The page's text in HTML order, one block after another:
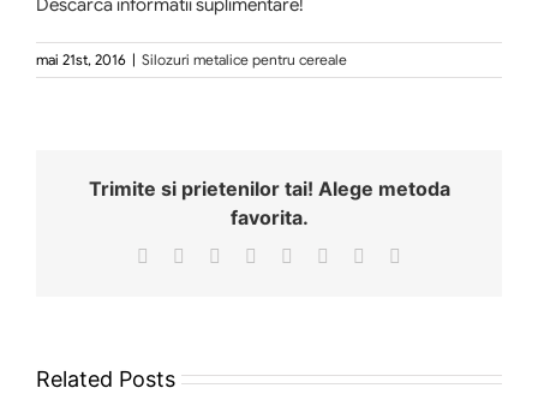
Descarca informatii suplimentare!
mai 21st, 2016 | Silozuri metalice pentru cereale
Trimite si prietenilor tai! Alege metoda
favorita.
Facebook Reddit LinkedIn
TumblrPinterest
Related Posts